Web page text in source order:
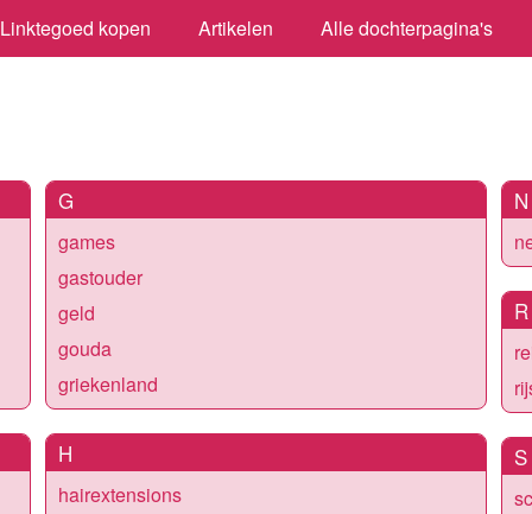
Linktegoed kopen Artikelen Alle dochterpagina's
G
games
gastouder
geld
gouda
griekenland
H
hairextensions
N
R
S